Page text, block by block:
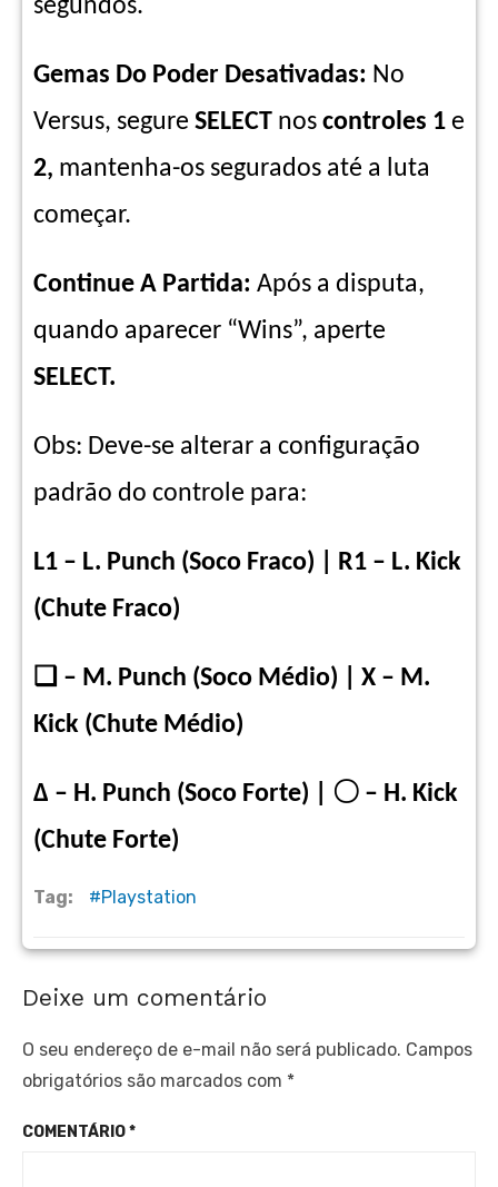
segundos.
Gemas Do Poder Desativadas: No
Versus, segure SELECT nos controles 1 e
2, mantenha-os segurados até a luta
começar.
Continue A Partida: Após a disputa,
quando aparecer “Wins”, aperte
SELECT.
Obs: Deve-se alterar a configuração
padrão do controle para:
L1 – L. Punch (Soco Fraco) | R1 – L. Kick
(Chute Fraco)
❑ – M. Punch (Soco Médio) | X – M.
Kick (Chute Médio)
Δ – H. Punch (Soco Forte) | 〇 – H. Kick
(Chute Forte)
Tag: Playstation
Deixe um comentário
O seu endereço de e-mail não será publicado. Campos
obrigatórios são marcados com *
COMENTÁRIO*